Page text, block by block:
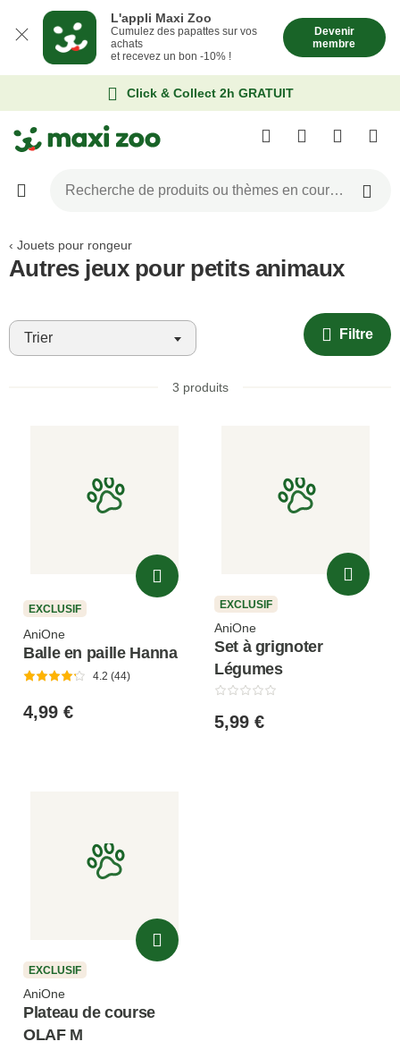
L'appli Maxi Zoo
Cumulez des papattes sur vos
achats
et recevez un bon -10% !
Devenir
membre
Click & Collect 2h GRATUIT
Jouets pour rongeur
Autres jeux pour petits animaux
Trier Filtre
3 produits
EXCLUSIF
AniOne
Balle en paille Hanna
4.2 (44)
4,99 €
EXCLUSIF
AniOne
Set à grignoter
Légumes
5,99 €
EXCLUSIF
AniOne
Plateau de course
OLAF M